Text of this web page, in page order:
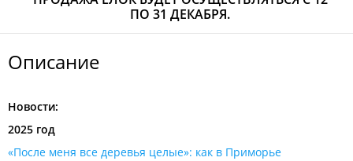
ПО 31 ДЕКАБРЯ.
Описание
Новости:
2025 год
«После меня все деревья целые»: как в Приморье